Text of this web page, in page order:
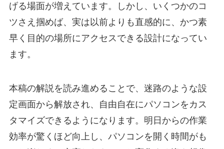
げる場面が増えています。しかし、いくつかのコ
ツさえ掴めば、実は以前よりも直感的に、かつ素
早く目的の場所にアクセスできる設計になってい
ます。
本稿の解説を読み進めることで、迷路のような設
定画面から解放され、自由自在にパソコンをカス
タマイズできるようになります。明日からの作業
効率が驚くほど向上し、パソコンを開く時間がも